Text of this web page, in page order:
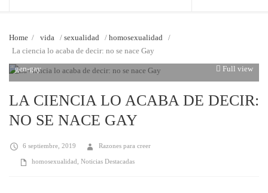
Home / vida / sexualidad / homosexualidad /
La ciencia lo acaba de decir: no se nace Gay
gen-gay
Full view
LA CIENCIA LO ACABA DE DECIR:
NO SE NACE GAY
6 septiembre, 2019 Razones para creer
homosexualidad Noticias Destacadas